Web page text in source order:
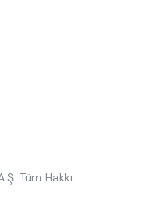
Tüm Hakkı